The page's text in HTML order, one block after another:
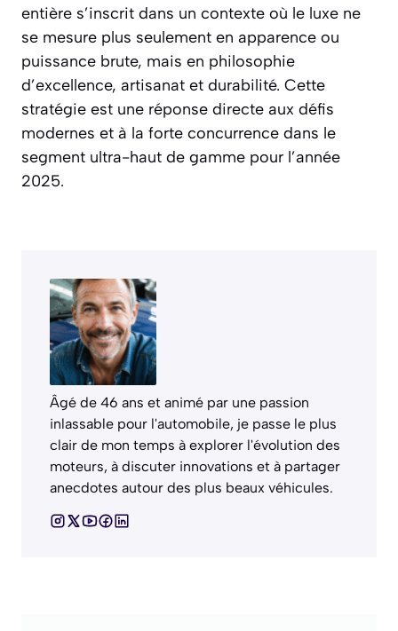
entière s’inscrit dans un contexte où le luxe ne
se mesure plus seulement en apparence ou
puissance brute, mais en philosophie
d’excellence, artisanat et durabilité. Cette
stratégie est une réponse directe aux défis
modernes et à la forte concurrence dans le
segment ultra-haut de gamme pour l’année
2025.
Âgé de 46 ans et animé par une passion
inlassable pour l'automobile, je passe le plus
clair de mon temps à explorer l'évolution des
moteurs, à discuter innovations et à partager
anecdotes autour des plus beaux véhicules.